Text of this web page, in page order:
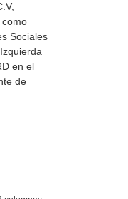
Sociales
en el
de